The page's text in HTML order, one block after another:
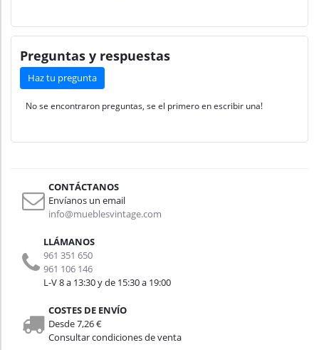
Preguntas y respuestas
Haz tu pregunta
No se encontraron preguntas, se el primero en escribir una!
CONTÁCTANOS
Envíanos un email
info@mueblesvintage.com
LLÁMANOS
961 351 650
961 106 146
L-V 8 a 13:30 y de 15:30 a 19:00
COSTES DE ENVÍO
Desde 7,26 €
Consultar condiciones de venta